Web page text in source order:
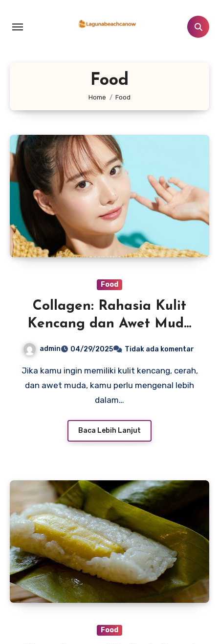
konten
Food
Home Food
Food
Collagen: Rahasia Kulit
Kencang dan Awet Muda
yang Wajib Kamu Tahu
admin 04/29/2025 Tidak ada komentar
Jika kamu ingin memiliki kulit kencang, cerah,
dan awet muda, kamu perlu mengenal lebih
dalam…
Baca Lebih Lanjut
Food